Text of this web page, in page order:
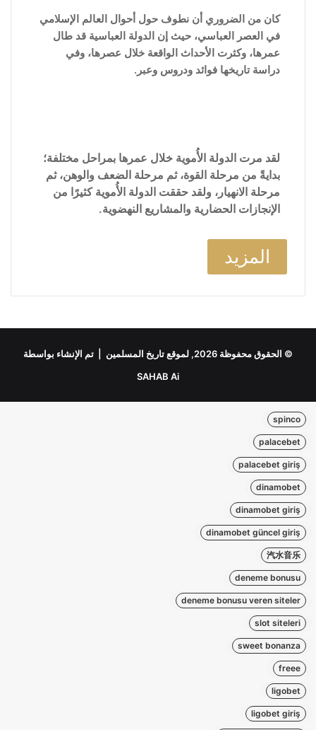
كان من الضروري أن نطوف حول أحوال العالم الإسلامي
في العصر العباسي، حيث إن الدولة العباسية قد طال
عمرها، وكثرت الأحداث الواقعة خلال عصرها، وفي
دراسة تاريخها فوائد ودروس وعبر.
لقد مرت الدولة الأُموية خلال عمرها بمراحل مختلفة؛
بدايةً من مرحلة القوة، ثم مرحلة الضعف والوهن، ثم
مرحلة الانهيار، ولقد حققت الدولة الأُموية كثيرًا من
الإنجازات الحضارية والمشاريع النهضوية.
المزيد
© الحقوق محفوظة 2026, لموقع تاريخ المسلمين | تم الإنشاء بواسطة
SAHAB Ai
spinco
palacebet
palacebet giriş
dinamobet
dinamobet giriş
dinamobet güncel giriş
汽水音乐
deneme bonusu
deneme bonusu veren siteler
slot siteleri
sweet bonanza
freee
ligobet
ligobet giriş